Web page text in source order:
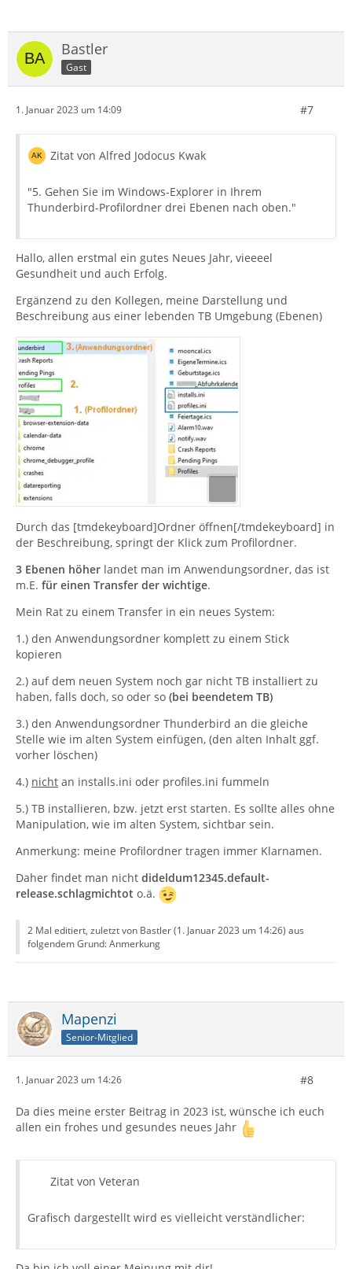
Bastler
Gast
1. Januar 2023 um 14:09 #7
Zitat von Alfred Jodocus Kwak
"5. Gehen Sie im Windows-Explorer in Ihrem
Thunderbird-Profilordner drei Ebenen nach oben."
Hallo, allen erstmal ein gutes Neues Jahr, vieeeel
Gesundheit und auch Erfolg.
Ergänzend zu den Kollegen, meine Darstellung und
Beschreibung aus einer lebenden TB Umgebung (Ebenen)
Durch das [tmdekeyboard]Ordner öffnen[/tmdekeyboard] in
der Beschreibung, springt der Klick zum Profilordner.
3 Ebenen höher landet man im Anwendungsordner, das ist
m.E. für einen Transfer der wichtige.
Mein Rat zu einem Transfer in ein neues System:
1.) den Anwendungsordner komplett zu einem Stick
kopieren
2.) auf dem neuen System noch gar nicht TB installiert zu
haben, falls doch, so oder so (bei beendetem TB)
3.) den Anwendungsordner Thunderbird an die gleiche
Stelle wie im alten System einfügen, (den alten Inhalt ggf.
vorher löschen)
4.) nicht an installs.ini oder profiles.ini fummeln
5.) TB installieren, bzw. jetzt erst starten. Es sollte alles ohne
Manipulation, wie im alten System, sichtbar sein.
Anmerkung: meine Profilordner tragen immer Klarnamen.
Daher findet man nicht dideldum12345.default-
release.schlagmichtot o.ä.
2 Mal editiert, zuletzt von Bastler (1. Januar 2023 um 14:26) aus
folgendem Grund: Anmerkung
Mapenzi
Senior-Mitglied
1. Januar 2023 um 14:26 #8
Da dies meine erster Beitrag in 2023 ist, wünsche ich euch
allen ein frohes und gesundes neues Jahr
Zitat von Veteran
Grafisch dargestellt wird es vielleicht verständlicher: